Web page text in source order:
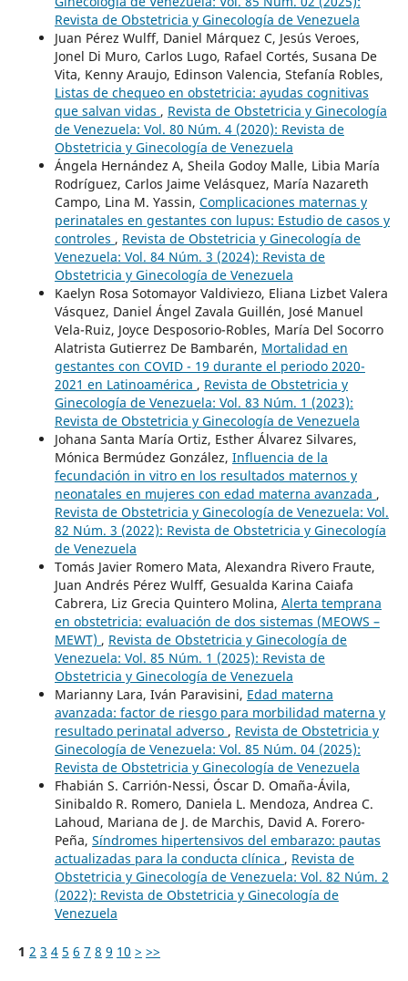
Revista de Obstetricia y Ginecología de Venezuela
Juan Pérez Wulff, Daniel Márquez C, Jesús Veroes,
Jonel Di Muro, Carlos Lugo, Rafael Cortés, Susana De
Vita, Kenny Araujo, Edinson Valencia, Stefanía Robles,
Listas de chequeo en obstetricia: ayudas cognitivas
que salvan vidas , Revista de Obstetricia y Ginecología
de Venezuela: Vol. 80 Núm. 4 (2020): Revista de
Obstetricia y Ginecología de Venezuela
Ángela Hernández A, Sheila Godoy Malle, Libia María
Rodríguez, Carlos Jaime Velásquez, María Nazareth
Campo, Lina M. Yassin, Complicaciones maternas y
perinatales en gestantes con lupus: Estudio de casos y
controles , Revista de Obstetricia y Ginecología de
Venezuela: Vol. 84 Núm. 3 (2024): Revista de
Obstetricia y Ginecología de Venezuela
Kaelyn Rosa Sotomayor Valdiviezo, Eliana Lizbet Valera
Vásquez, Daniel Ángel Zavala Guillén, José Manuel
Vela-Ruiz, Joyce Desposorio-Robles, María Del Socorro
Alatrista Gutierrez De Bambarén, Mortalidad en
gestantes con COVID - 19 durante el periodo 2020-
2021 en Latinoamérica , Revista de Obstetricia y
Ginecología de Venezuela: Vol. 83 Núm. 1 (2023):
Revista de Obstetricia y Ginecología de Venezuela
Johana Santa María Ortiz, Esther Álvarez Silvares,
Mónica Bermúdez González, Influencia de la
fecundación in vitro en los resultados maternos y
neonatales en mujeres con edad materna avanzada ,
Revista de Obstetricia y Ginecología de Venezuela: Vol.
82 Núm. 3 (2022): Revista de Obstetricia y Ginecología
de Venezuela
Tomás Javier Romero Mata, Alexandra Rivero Fraute,
Juan Andrés Pérez Wulff, Gesualda Karina Caiafa
Cabrera, Liz Grecia Quintero Molina, Alerta temprana
en obstetricia: evaluación de dos sistemas (MEOWS –
MEWT) , Revista de Obstetricia y Ginecología de
Venezuela: Vol. 85 Núm. 1 (2025): Revista de
Obstetricia y Ginecología de Venezuela
Marianny Lara, Iván Paravisini, Edad materna
avanzada: factor de riesgo para morbilidad materna y
resultado perinatal adverso , Revista de Obstetricia y
Ginecología de Venezuela: Vol. 85 Núm. 04 (2025):
Revista de Obstetricia y Ginecología de Venezuela
Fhabián S. Carrión-Nessi, Óscar D. Omaña-Ávila,
Sinibaldo R. Romero, Daniela L. Mendoza, Andrea C.
Lahoud, Mariana de J. de Marchis, David A. Forero-
Peña, Síndromes hipertensivos del embarazo: pautas
actualizadas para la conducta clínica , Revista de
Obstetricia y Ginecología de Venezuela: Vol. 82 Núm. 2
(2022): Revista de Obstetricia y Ginecología de
Venezuela
1 2 3 4 5 6 7 8 9 10 > >>